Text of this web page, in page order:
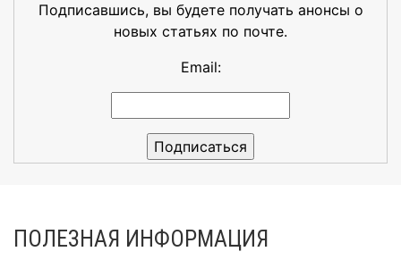
Подписавшись, вы будете получать анонсы о
новых статьях по почте.
Email:
ПОЛЕЗНАЯ ИНФОРМАЦИЯ